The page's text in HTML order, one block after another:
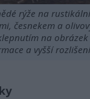
rýže na
česnekem a
na
a vyšší